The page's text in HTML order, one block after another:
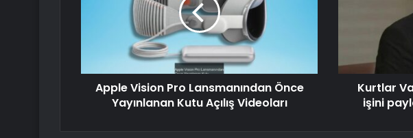
Apple Vision Pro Lansmanından Önce
Yayınlanan Kutu Açılış Videoları
Kurtlar
işini